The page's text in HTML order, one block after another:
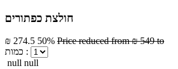
חולצת כפתורים
₪ 274.5 50% Price reduced from₪ 549 to
כמות :
null null